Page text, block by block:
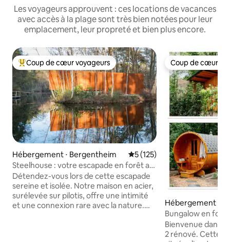
Les voyageurs approuvent : ces locations de vacances
avec accès à la plage sont très bien notées pour leur
emplacement, leur propreté et bien plus encore.
Coups de cœur voyageurs les plus appréciés
Coup de cœur voyageurs
Hébergement ⋅ Bergentheim Évaluation moyenne sur la
5 (125)
Steelhouse : votre escapade en forêt au
bord du lac
Détendez-vous lors de cette escapade
sereine et isolée. Notre maison en acier,
surélevée sur pilotis, offre une intimité
et une connexion rare avec la nature.
Coup de cœur
Coup de cœur
Hébergement ⋅
en
Bungalow en
Nature
Bienvenue dans
2 rénové. Cette